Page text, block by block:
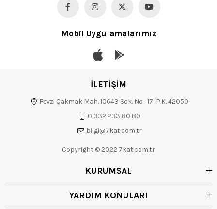
Mobil Uygulamalarımız
İLETİŞİM
Fevzi Çakmak Mah. 10643 Sok. No : 17 P.K. 42050
0 332 233 80 80
bilgi@7kat.com.tr
Copyright © 2022 7kat.com.tr
KURUMSAL
YARDIM KONULARI